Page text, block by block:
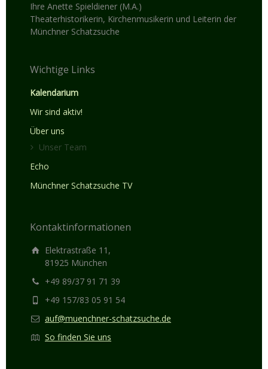
Ihre Anette Spieldiener (M.A.)
Theaterhistorikerin, Kirchenmusikerin und Leiterin der
Münchner Schatzsuche
Wichtige Links
Kalendarium
Wir sind aktiv!
Über uns
Unser Team
Echo
Münchner Schatzsuche TV
Kontaktinformationen
Elektrastraße 11,
81925 München
+49 89/37 91 71 39
+49 157/83 05 91 54
auf@muenchner-schatzsuche.de
So finden Sie uns